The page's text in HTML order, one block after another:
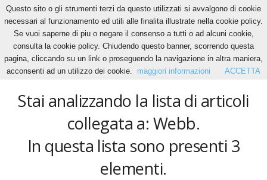
Home Tags Webb
Webb
Stai analizzando la lista di articoli
collegata a: Webb.
In questa lista sono presenti 3
elementi.
Questo sito o gli strumenti terzi da questo utilizzati si avvalgono di cookie
necessari al funzionamento ed utili alle finalita illustrate nella cookie policy.
Se vuoi saperne di piu o negare il consenso a tutti o ad alcuni cookie,
consulta la cookie policy. Chiudendo questo banner, scorrendo questa
pagina, cliccando su un link o proseguendo la navigazione in altra maniera,
acconsenti ad un utilizzo dei cookie.
maggiori informazioni ACCETTA